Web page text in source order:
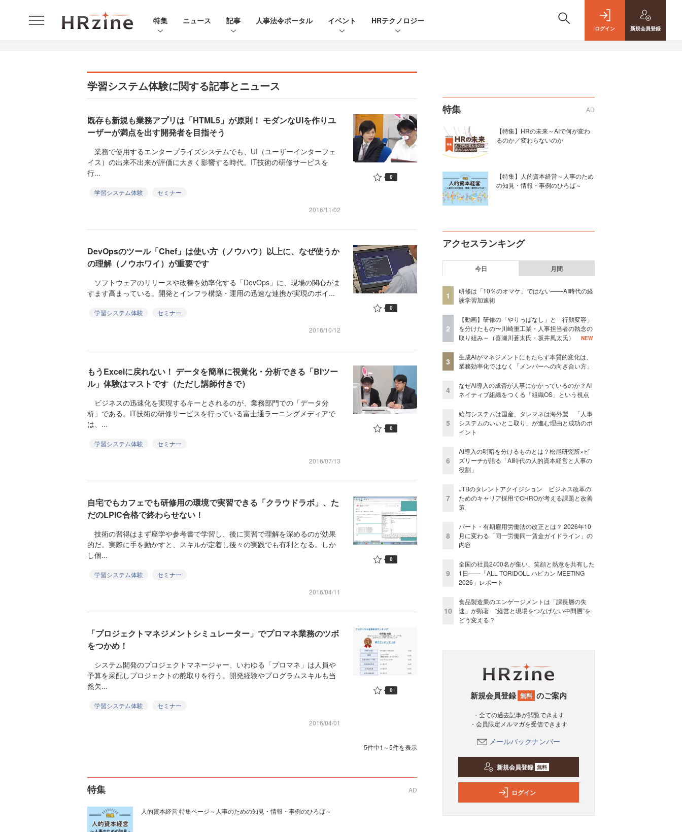
特集 ニュース 記事 人事法令ポータル イベント HRテクノロジー
ログイン 新規会員登録
学習システム体験に関する記事とニュース
既存も新規も業務アプリは「HTML5」が原則！ モダンなUIを作りユ
ーザーが満点を出す開発者を目指そう
業務で使用するエンタープライズシステムでも、UI（ユーザーインターフェ
イス）の出来不出来が評価に大きく影響する時代。IT技術の研修サービスを
行...
学習システム体験
セミナー
2016/11/02
0
DevOpsのツール「Chef」は使い方（ノウハウ）以上に、なぜ使うか
の理解（ノウホワイ）が重要です
ソフトウェアのリリースや改善を効率化する「DevOps」に、現場の関心がま
すます高まっている。開発とインフラ構築・運用の迅速な連携が実現のポイ...
学習システム体験
セミナー
2016/10/12
0
もうExcelに戻れない！ データを簡単に視覚化・分析できる「BIツー
ル」体験はマストです（ただし講師付きで）
ビジネスの迅速化を実現するキーとされるのが、業務部門での「データ分
析」である。IT技術の研修サービスを行っている富士通ラーニングメディアで
は、...
学習システム体験
セミナー
2016/07/13
0
自宅でもカフェでも研修用の環境で実習できる「クラウドラボ」、た
だのLPIC合格で終わらせない！
技術の習得はまず座学や参考書で学習し、後に実習で理解を深めるのが効果
的だ。実際に手を動かすと、スキルが定着し後々の実践でも有利となる。しか
し個...
学習システム体験
セミナー
2016/04/11
0
「プロジェクトマネジメントシミュレーター」でプロマネ業務のツボ
をつかめ！
システム開発のプロジェクトマネージャー、いわゆる「プロマネ」は人員や
予算を采配しプロジェクトの舵取りを行う。開発経験やプログラムスキルも当
然欠...
学習システム体験
セミナー
2016/04/01
0
5件中1～5件を表示
特集 AD
人的資本経営 特集ページ～人事のための知見・情報・事例のひろば～
特集 AD
【特集】HRの未来～AIで何が変わ
るのか／変わらないのか
【特集】人的資本経営～人事のため
の知見・情報・事例のひろば～
アクセスランキング
今日 月間
1
研修は「10％のオマケ」ではない——AI時代の経
験学習加速術
2
【動画】研修の「やりっぱなし」と「行動変容」
を分けたもの〜川崎重工業・人事担当者の執念の
取り組み～（喜瀬川蒼太氏・坂井風太氏）
NEW
3
生成AIがマネジメントにもたらす本質的変化は、
業務効率化ではなく「メンバーへの向き合い方」
4
なぜAI導入の成否が人事にかかっているのか？AI
ネイティブ組織をつくる「組織OS」という視点
5
給与システムは国産、タレマネは海外製 「人事
システムのいいとこ取り」が進む理由と成功のポ
イント
6
AI導入の明暗を分けるものとは？松尾研究所×ビ
ズリーチが語る「AI時代の人的資本経営と人事の
役割」
7
JTBのタレントアクイジション ビジネス改革の
ためのキャリア採用でCHROが考える課題と改善
策
8
パート・有期雇用労働法の改正とは？ 2026年10
月に変わる「同一労働同一賃金ガイドライン」の
内容
9
全国の社員2400名が集い、笑顔と熱意を共有した
1日――「ALL TORIDOLL ハピカン MEETING
2026」レポート
10
食品製造業のエンゲージメントは「課長層の失
速」が顕著 “経営と現場をつなげない中間層”を
どう変える？
新規会員登録 無料 のご案内
・全ての過去記事が閲覧できます
・会員限定メルマガを受信できます
メールバックナンバー
新規会員登録 無料
ログイン